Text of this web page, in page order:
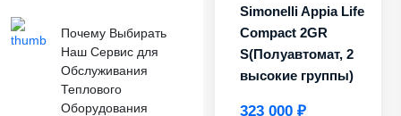
Почему Выбирать
Наш Сервис для
Обслуживания
Теплового
Оборудования
Simonelli Appia Life
Compact 2GR
S(Полуавтомат, 2
высокие группы)
323 000 ₽